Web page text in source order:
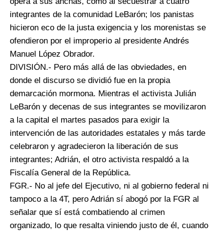
integrantes de la comunidad LeBarón; los panistas
hicieron eco de la justa exigencia y los morenistas se
ofendieron por el improperio al presidente Andrés
Manuel López Obrador.
DIVISIÓN.- Pero más allá de las obviedades, en
donde el discurso se dividió fue en la propia
demarcación mormona. Mientras el activista Julián
LeBarón y decenas de sus integrantes se movilizaron
a la capital el martes pasados para exigir la
intervención de las autoridades estatales y más tarde
celebraron y agradecieron la liberación de sus
integrantes; Adrián, el otro activista respaldó a la
Fiscalía General de la República.
FGR.- No al jefe del Ejecutivo, ni al gobierno federal ni
tampoco a la 4T, pero Adrián sí abogó por la FGR al
señalar que sí está combatiendo al crimen
organizado, lo que resalta viniendo justo de él, cuando